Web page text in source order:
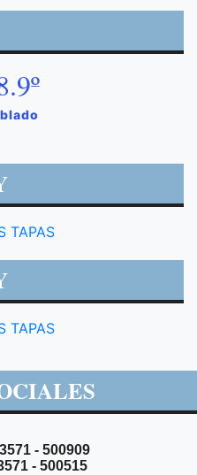
TAPAS
TAPAS
- 500909
500515